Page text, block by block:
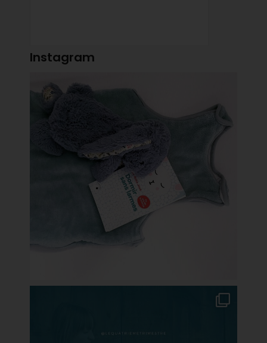
Instagram